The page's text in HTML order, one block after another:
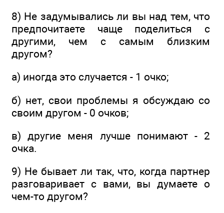
8) Не задумывались ли вы над тем, что
предпочитаете чаще поделиться с
другими, чем с самым близким
другом?
а) иногда это случается - 1 очко;
б) нет, свои проблемы я обсуждаю со
своим другом - 0 очков;
в) другие меня лучше понимают - 2
очка.
9) Не бывает ли так, что, когда партнер
разговаривает с вами, вы думаете о
чем-то другом?